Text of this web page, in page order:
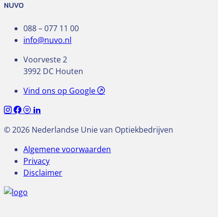
NUVO
088 – 077 11 00
info@nuvo.nl
Voorveste 2
3992 DC Houten
Vind ons op Google
© 2026 Nederlandse Unie van Optiekbedrijven
Algemene voorwaarden
Privacy
Disclaimer